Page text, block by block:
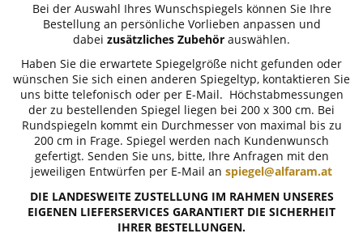
Bei der Auswahl Ihres Wunschspiegels können Sie Ihre
Bestellung an persönliche Vorlieben anpassen und
dabei zusätzliches Zubehör auswählen.
Haben Sie die erwartete Spiegelgröße nicht gefunden oder
wünschen Sie sich einen anderen Spiegeltyp, kontaktieren Sie
uns bitte telefonisch oder per E-Mail. Höchstabmessungen
der zu bestellenden Spiegel liegen bei 200 x 300 cm. Bei
Rundspiegeln kommt ein Durchmesser von maximal bis zu
200 cm in Frage. Spiegel werden nach Kundenwunsch
gefertigt. Senden Sie uns, bitte, Ihre Anfragen mit den
jeweiligen Entwürfen per E-Mail an spiegel@alfaram.at
DIE LANDESWEITE ZUSTELLUNG IM RAHMEN UNSERES
EIGENEN LIEFERSERVICES GARANTIERT DIE SICHERHEIT
IHRER BESTELLUNGEN.